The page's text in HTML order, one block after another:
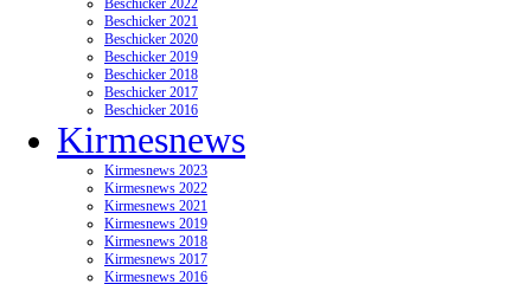
Beschicker 2022
Beschicker 2021
Beschicker 2020
Beschicker 2019
Beschicker 2018
Beschicker 2017
Beschicker 2016
Kirmesnews
Kirmesnews 2023
Kirmesnews 2022
Kirmesnews 2021
Kirmesnews 2019
Kirmesnews 2018
Kirmesnews 2017
Kirmesnews 2016